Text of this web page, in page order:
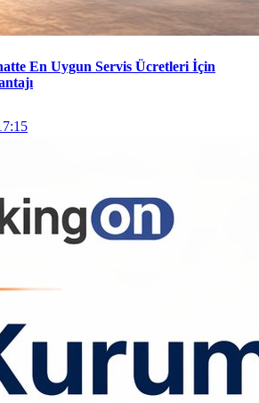
En Uygun Servis Ücretleri İçin